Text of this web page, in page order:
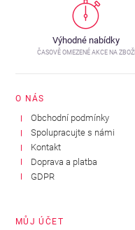
Výhodné nabídky
ČASOVĚ OMEZENÉ AKCE NA ZBOŽÍ
O NÁS
Obchodní podmínky
Spolupracujte s námi
Kontakt
Doprava a platba
GDPR
MŮJ ÚČET